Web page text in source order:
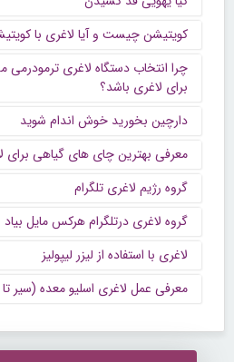
کویتیشن چیست و آیا لاغری با
چرا انتخاب دستگاه لاغری ترمودرمی
برای لاغری باشد؟
دارچین بخورید خوش اندام شوید
معرفی بهترین چای های گیاهی برای
گروه رژیم لاغری تلگرام
گروه لاغری درتلگرام هرکس مایل بیاد
لاغری با استفاده از لیزر لیپولیز
معرفی عمل لاغری اسلیو معده (سیر تا